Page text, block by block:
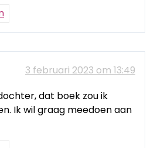
3 februari 2023 om 13:49
dat boek zou ik
Ik wil graag meedoen aan